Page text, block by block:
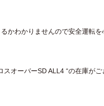
かわかりませんので安全運転
スオーバーSD ALL4 “の在庫がご